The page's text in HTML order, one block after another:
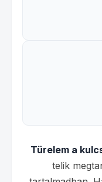
Türelem a
telik